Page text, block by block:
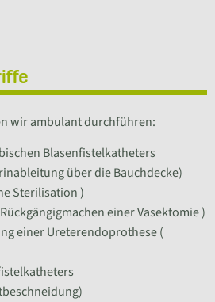
wir ambulant durchführen:
Blasenfistelkatheters
über die Bauchdecke)
Sterilisation )
einer Vasektomie )
einer Ureterendoprothese (